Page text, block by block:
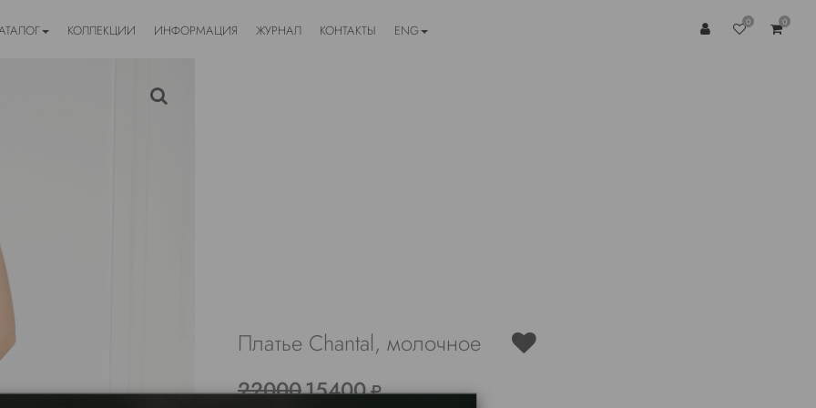
КОЛЛЕКЦИИ ИНФОРМАЦИЯ ЖУРНАЛ КОНТАКТЫ ENG
0 0
Платье Chantal, молочное
2200015400